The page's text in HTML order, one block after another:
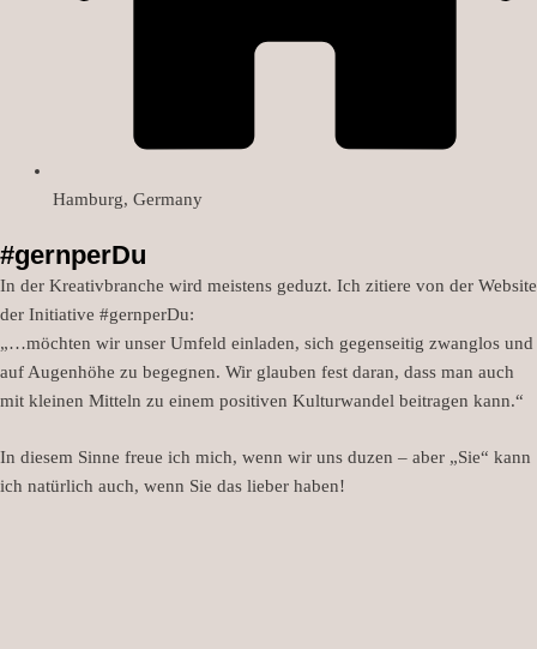
Hamburg, Germany
#gernperDu
In der Kreativbranche wird meistens geduzt. Ich zitiere von der Website
der Initiative #gernperDu:
„…möchten wir unser Umfeld einladen, sich gegenseitig zwanglos und
auf Augenhöhe zu begegnen. Wir glauben fest daran, dass man auch
mit kleinen Mitteln zu einem positiven Kulturwandel beitragen kann.“
In diesem Sinne freue ich mich, wenn wir uns duzen – aber „Sie“ kann
ich natürlich auch, wenn Sie das lieber haben!